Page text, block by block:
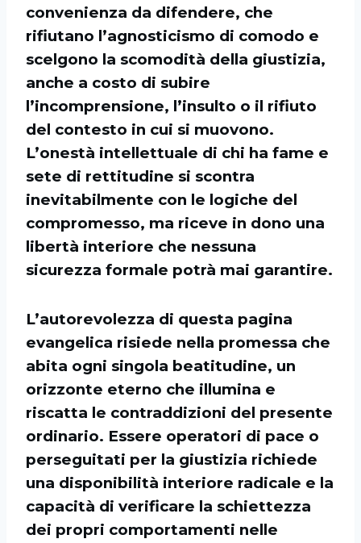
convenienza da difendere, che
rifiutano l’agnosticismo di comodo e
scelgono la scomodità della giustizia,
anche a costo di subire
l’incomprensione, l’insulto o il rifiuto
del contesto in cui si muovono.
L’onestà intellettuale di chi ha fame e
sete di rettitudine si scontra
inevitabilmente con le logiche del
compromesso, ma riceve in dono una
libertà interiore che nessuna
sicurezza formale potrà mai garantire.
L’autorevolezza di questa pagina
evangelica risiede nella promessa che
abita ogni singola beatitudine, un
orizzonte eterno che illumina e
riscatta le contraddizioni del presente
ordinario. Essere operatori di pace o
perseguitati per la giustizia richiede
una disponibilità interiore radicale e la
capacità di verificare la schiettezza
dei propri comportamenti nelle